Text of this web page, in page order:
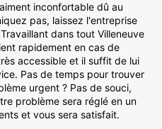
inconfortable dû au
pas, laissez l'entreprise
dans tout Villeneuve
rapidement en cas de
accessible et il suffit de lui
Pas de temps pour trouver
urgent ? Pas de souci,
problème sera réglé en un
et vous sera satisfait.